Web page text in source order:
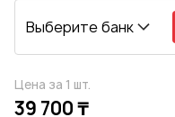
Выберите банк
Цена за 1 шт.
39 700 ₸